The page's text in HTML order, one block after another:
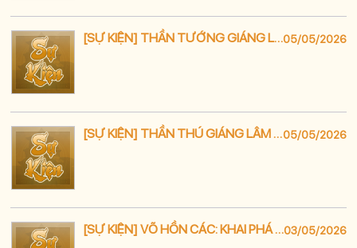
[SỰ KIỆN] THẦN TƯỚNG GIÁNG LÂM – CƠ HỘI SỞ HỮU TƯỚNG QUANG/ÁM GIỚI HẠN05/05/2026
[SỰ KIỆN] THẦN THÚ GIÁNG LÂM – SĂN TÌM HOANG THÚ CỔ ĐẠI TỲ HƯU05/05/2026
[SỰ KIỆN] VÕ HỒN CÁC: KHAI PHÁ CHIẾN HỒN – ĐỘT PHÁ CỰC HẠN03/05/2026